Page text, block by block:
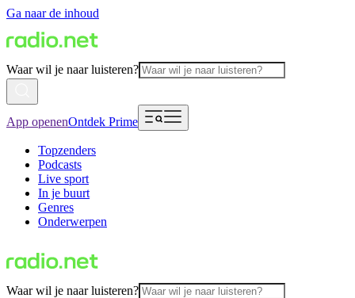
Ga naar de inhoud
Waar wil je naar luisteren?
App openenOntdek Prime
Topzenders
Podcasts
Live sport
In je buurt
Genres
Onderwerpen
Waar wil je naar luisteren?